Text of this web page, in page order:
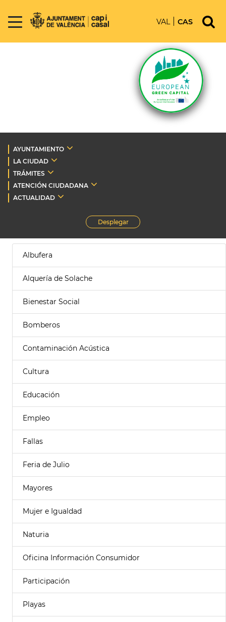
VAL CAS
AYUNTAMIENTO
LA CIUDAD
TRÁMITES
ATENCIÓN CIUDADANA
ACTUALIDAD
Desplegar
Albufera
Alquería de Solache
Bienestar Social
Bomberos
Contaminación Acústica
Cultura
Educación
Empleo
Fallas
Feria de Julio
Mayores
Mujer e Igualdad
Naturia
Oficina Información Consumidor
Participación
Playas